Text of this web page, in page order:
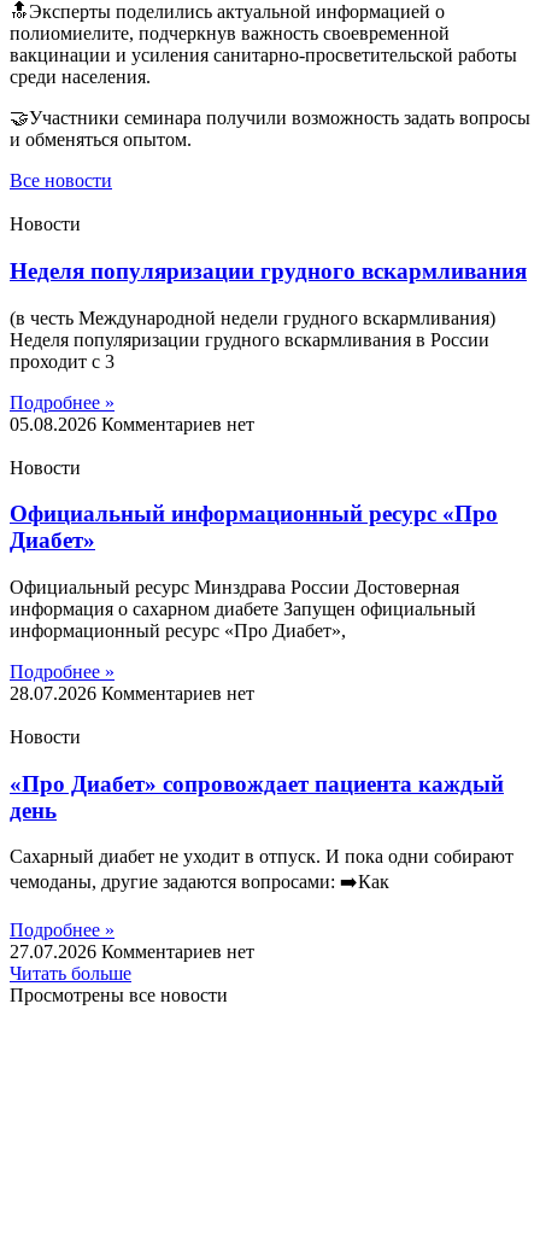
🔝Эксперты поделились актуальной информацией о
полиомиелите, подчеркнув важность своевременной
вакцинации и усиления санитарно-просветительской работы
среди населения.
🤝Участники семинара получили возможность задать вопросы
и обменяться опытом.
Все новости
Новости
Неделя популяризации грудного вскармливания
(в честь Международной недели грудного вскармливания)
Неделя популяризации грудного вскармливания в России
проходит с 3
Подробнее »
05.08.2026 Комментариев нет
Новости
Официальный информационный ресурс «Про
Диабет»
Официальный ресурс Минздрава России Достоверная
информация о сахарном диабете Запущен официальный
информационный ресурс «Про Диабет»,
Подробнее »
28.07.2026 Комментариев нет
Новости
«Про Диабет» сопровождает пациента каждый
день
Сахарный диабет не уходит в отпуск. И пока одни собирают
чемоданы, другие задаются вопросами: ➡️Как
Подробнее »
27.07.2026 Комментариев нет
Читать больше
Просмотрены все новости